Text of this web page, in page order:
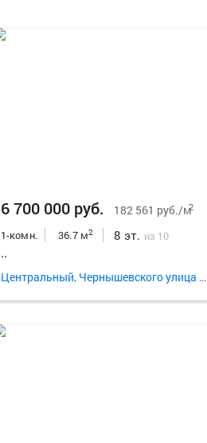
6 700 000 руб. 182 561 руб./м2
1-комн. 36.7 м2 8 эт. из 10
..
Центральный, Чернышевского улица 75